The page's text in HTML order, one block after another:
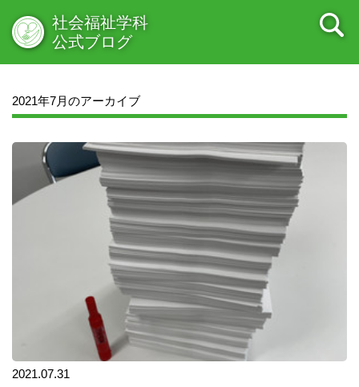
社会福祉学科
公式ブログ
2021年7月のアーカイブ
2021.07.31